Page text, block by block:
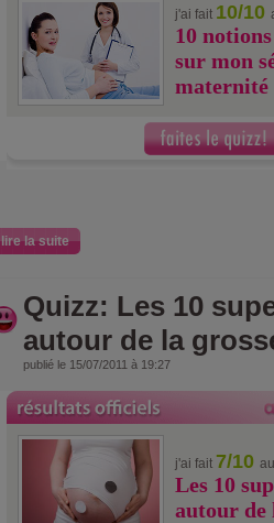
j'ai fait 10/10
10
sur mon
maternité
lire la suite
Quizz: Les 10
autour de la
publié le 15/07/2011 à 19:27
j'ai fait 7/10
Les 10
autour de